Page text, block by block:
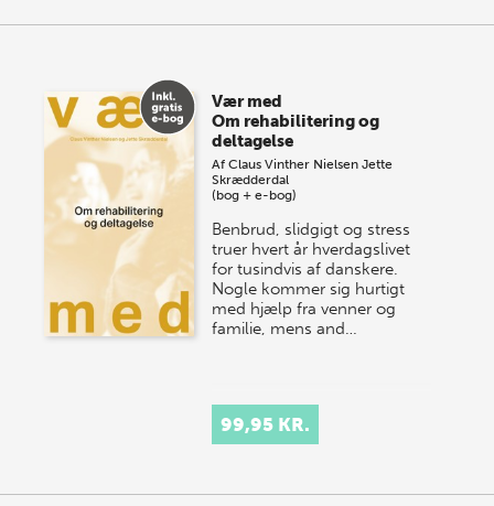
Vær med
Om rehabilitering og
deltagelse
AfClaus Vinther Nielsen Jette
Skrædderdal
(bog + e-bog)
Benbrud, slidgigt og stress
truer hvert år hverdagslivet
for tusindvis af danskere.
Nogle kommer sig hurtigt
med hjælp fra venner og
familie, mens and…
99,95 KR.